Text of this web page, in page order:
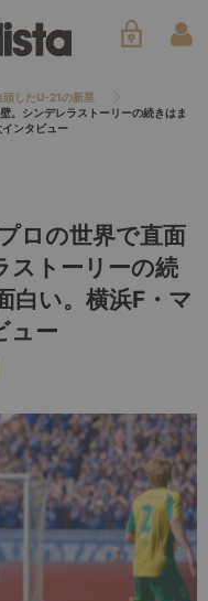
したU-21の新星
。シンデレラストーリーの続きはま
ンタビュー
ロの世界で直面
ストーリーの続
白い。横浜F・マ
ュー